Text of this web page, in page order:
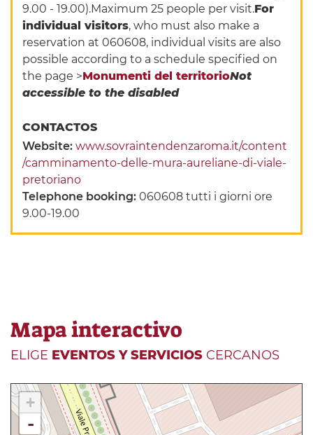
9.00 - 19.00).Maximum 25 people per visit.For
individual visitors, who must also make a
reservation at 060608, individual visits are also
possible according to a schedule specified on
the page >Monumenti del territorioNot
accessible to the disabled
CONTACTOS
Website:www.sovraintendenzaroma.it/content
/camminamento-delle-mura-aureliane-di-viale-
pretoriano
Telephone booking:060608 tutti i giorni ore
9.00-19.00
Mapa interactivo
ELIGE EVENTOS Y SERVICIOS CERCANOS
+
-